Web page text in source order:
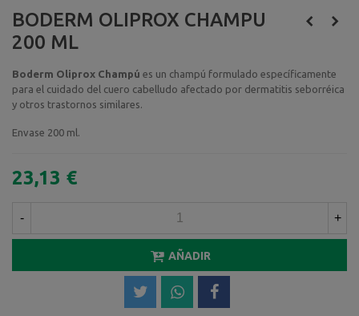
BODERM OLIPROX CHAMPU
200 ML
Boderm Oliprox Champú es un champú formulado específicamente
para el cuidado del cuero cabelludo afectado por dermatitis seborréica
y otros trastornos similares.
Envase 200 ml.
23,13 €
- +
AÑADIR